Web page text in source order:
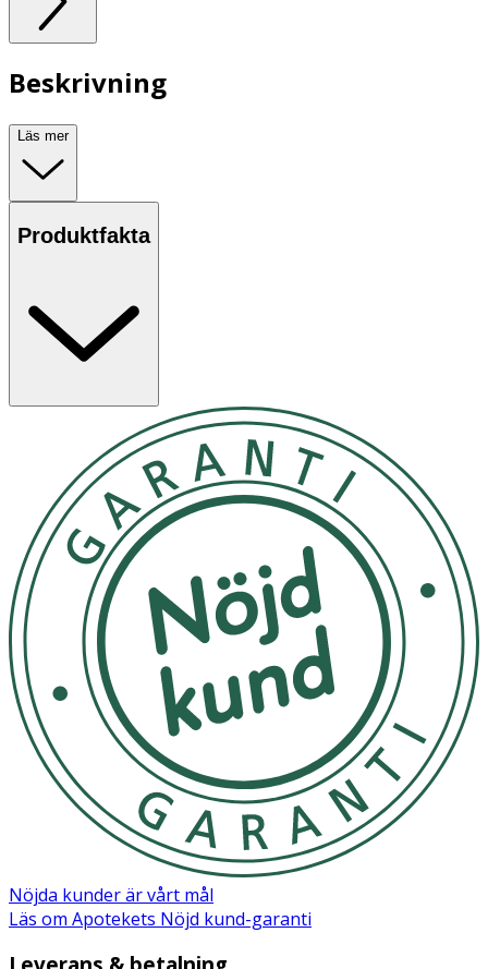
Beskrivning
Läs mer
Produktfakta
Nöjda kunder är vårt mål
Läs om Apotekets Nöjd kund-garanti